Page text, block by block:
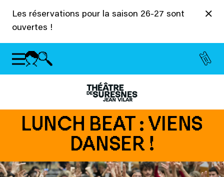
Les réservations pour la saison 26-27 sont
ouvertes !
LUNCH BEAT : VIENS
DANSER !